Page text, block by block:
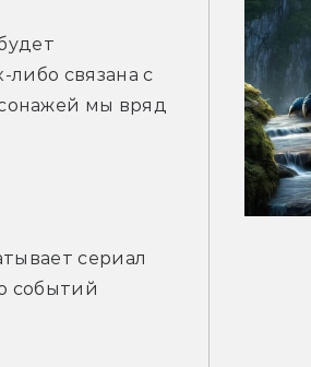
либо связана с
мы вряд
сериал
событий